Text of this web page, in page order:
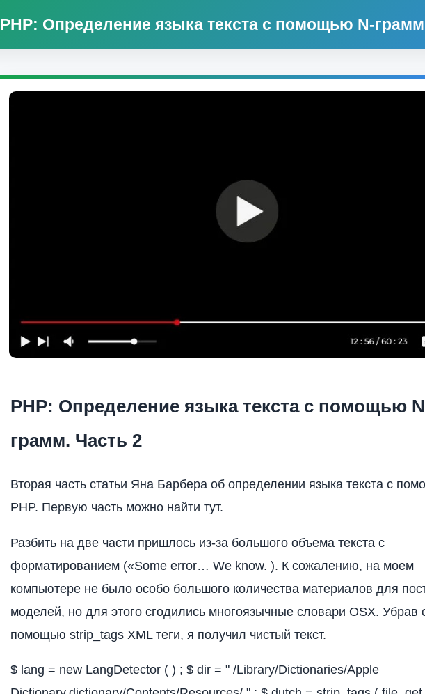
PHP: Определение языка текста с помощью N-
PHP: Определение языка текста с помощью
грамм. Часть 2
Вторая часть статьи Яна Барбера об определении языка текста с
PHP. Первую часть можно найти тут.
Разбить на две части пришлось из-за большого объема текста с
форматированием («Some error… We know. ). К сожалению, на моем
компьютере не было особо большого количества материалов для
моделей, но для этого сгодились многоязычные словари OSX. Убрав
помощью strip_tags XML теги, я получил чистый текст.
$ lang = new LangDetector ( ) ; $ dir = " /Library/Dictionaries/Apple